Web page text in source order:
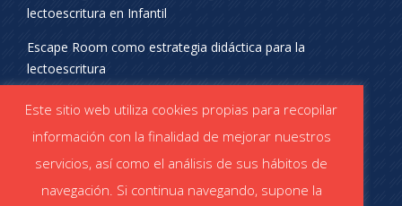
lectoescritura en Infantil
Escape Room como estrategia didáctica para la
lectoescritura
¡SÍGUENOS EN REDES SOCIALES!
Este sitio web utiliza cookies propias para recopilar
información con la finalidad de mejorar nuestros
servicios, así como el análisis de sus hábitos de
navegación. Si continua navegando, supone la